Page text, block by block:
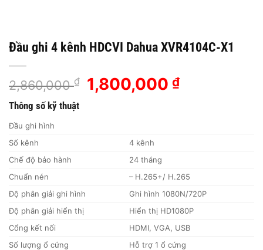
Đầu ghi 4 kênh HDCVI Dahua XVR4104C-X1
2,860,000₫
Giá
gốc
1,800,000₫Giá
Thông số kỹ thuật
Đầu ghi hình
Số kênh
4 kênh
Chế độ bảo hành
24 tháng
Chuẩn nén
– H.265+/ H.265
Độ phân giải ghi hình
Ghi hình 1080N/720P
Độ phân giải hiển thị
Hiển thị HD1080P
Cổng kết nối
HDMI, VGA, USB
Số lượng ổ cứng
Hỗ trợ 1 ổ cứng